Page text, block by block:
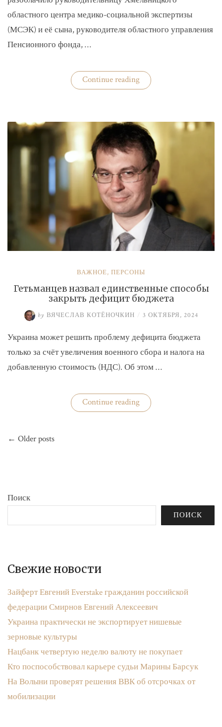
областного центра медико-социальной экспертизы
(МСЭК) и её сына, руководителя областного управления
Пенсионного фонда, …
Continue reading«В
Хмельницком
сын
зарабатывали
на
уклонистах»
ВАЖНОЕ, ПЕРСОНЫ
Гетьманцев назвал единственные способы
закрыть дефицит бюджета
by ВЯЧЕСЛАВ КОТЁНОЧКИН / 3 ОКТЯБРЯ, 2024
Украина может решить проблему дефицита бюджета
только за счёт увеличения военного сбора и налога на
добавленную стоимость (НДС). Об этом …
Continue reading«Гетьманцев
назвал
по
← Older posts
Поиск
ПОИСК
Свежие новости
Зайферт Евгений Everstake гражданин российской
федерации Смирнов Евгений Алексеевич
Украина практически не экспортирует нишевые
зерновые культуры
Нацбанк четвертую неделю валюту не покупает
Кто поспособствовал карьере судьи Марины Барсук
На Волыни проверят решения ВВК об отсрочках от
мобилизации